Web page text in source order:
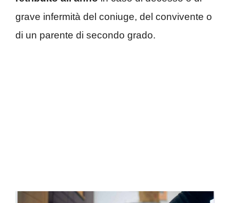
grave infermità del coniuge, del convivente o
di un parente di secondo grado.